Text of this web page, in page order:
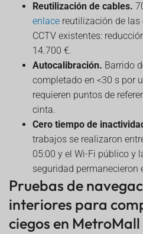
Reutilización de cables.
enlace reutilización de las
CCTV existentes:
14.700 €.
Autocalibración. Barrido
completado en <30 s por
requieren puntos de
cinta.
Cero tiempo de
trabajos se realizaron
05:00 y el Wi-Fi público y
seguridad permanecieron
Pruebas de
interiores para
ciegos en MetroMall